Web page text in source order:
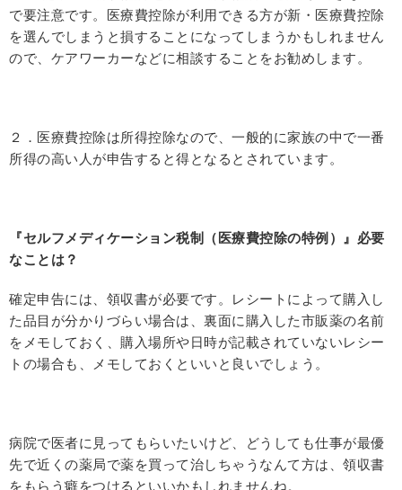
で要注意です。医療費控除が利用できる方が新・医療費控除
を選んでしまうと損することになってしまうかもしれません
ので、ケアワーカーなどに相談することをお勧めします。
２．医療費控除は所得控除なので、一般的に家族の中で一番
所得の高い人が申告すると得となるとされています。
『セルフメディケーション税制（医療費控除の特例）』必要
なことは？
確定申告には、領収書が必要です。レシートによって購入し
た品目が分かりづらい場合は、裏面に購入した市販薬の名前
をメモしておく、購入場所や日時が記載されていないレシー
トの場合も、メモしておくといいと良いでしょう。
病院で医者に見ってもらいたいけど、どうしても仕事が最優
先で近くの薬局で薬を買って治しちゃうなんて方は、領収書
をもらう癖をつけるといいかもしれませんね。